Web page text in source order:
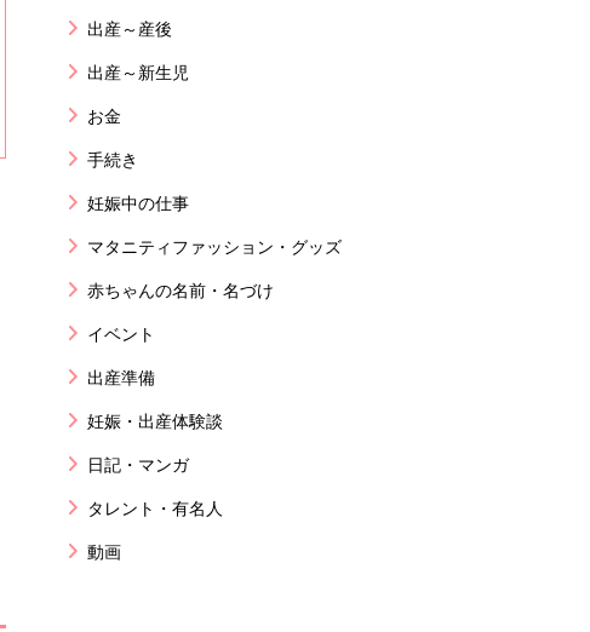
出産～産後
出産～新生児
お金
手続き
妊娠中の仕事
マタニティファッション・グッズ
赤ちゃんの名前・名づけ
イベント
出産準備
妊娠・出産体験談
日記・マンガ
タレント・有名人
動画